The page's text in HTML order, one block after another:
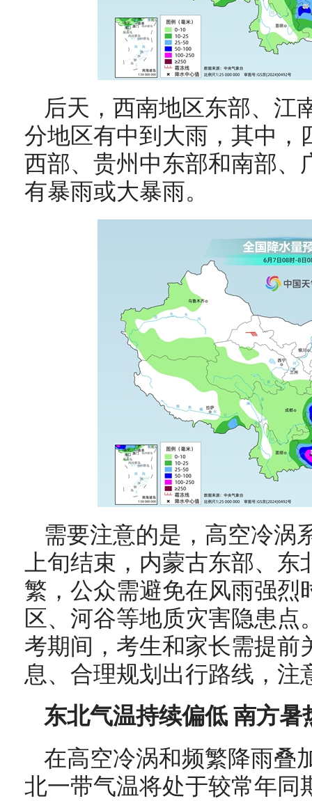
后天，西南地区东部、江
分地区有中到大雨，其中，
西部、贵州中东部和南部、
有暴雨或大暴雨。
需要注意的是，高空冷涡
上旬结束，内蒙古东部、
繁，公众需避免在风雨强烈
区、河谷等地质灾害隐患
考期间，考生和家长需提前
息、合理规划出行路线，注
东北气温持续偏低 南方暑
在高空冷涡和频繁降雨叠
北一带气温将处于较常年同